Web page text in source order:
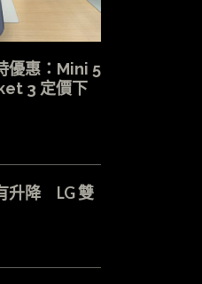
優惠：Mini 5
3 定價下
升降 LG 雙